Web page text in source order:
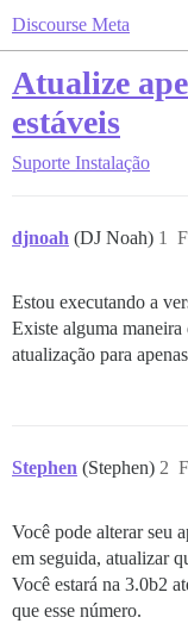
Discourse Meta
Atualize
estáveis
Suporte Instalação
djnoah (DJ Noah) 1
Estou executando a
Existe alguma maneira
atualização para
Stephen (Stephen) 2
Você pode alterar seu
em seguida, atualizar
Você estará na 3.0b2
que esse número.